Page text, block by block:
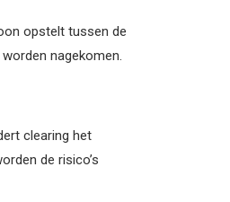
opstelt tussen de
nagekomen.
clearing het
de risico’s